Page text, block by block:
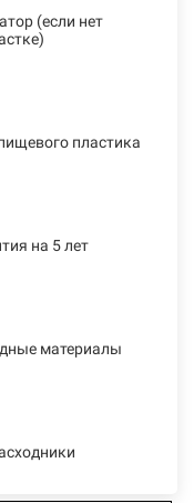
(если нет
пластика
на 5 лет
материалы